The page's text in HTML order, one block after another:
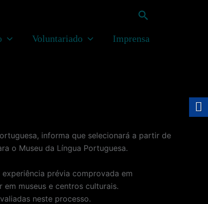
Pesquisar
Voluntariado Imprensa
informa que selecionará a partir de
o Museu da Língua Portuguesa.
prévia comprovada em
museus e centros culturais.
neste processo.